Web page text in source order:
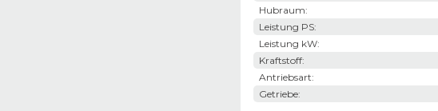
Hubraum:
Leistung PS:
Leistung kW:
Kraftstoff:
Antriebsart:
Getriebe: